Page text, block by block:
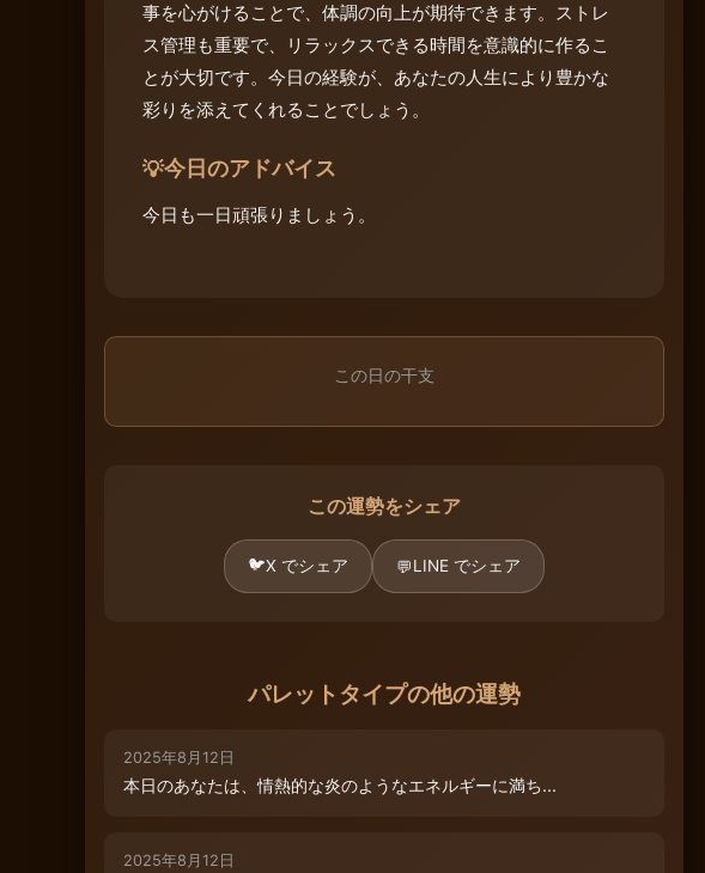
事を心がけることで、体調の向上が期待できます。ストレ
ス管理も重要で、リラックスできる時間を意識的に作るこ
とが大切です。今日の経験が、あなたの人生により豊かな
彩りを添えてくれることでしょう。
💡今日のアドバイス
今日も一日頑張りましょう。
この日の干支
この運勢をシェア
🐦X でシェア 💬LINE でシェア
パレットタイプの他の運勢
2025年8月12日
本日のあなたは、情熱的な炎のようなエネルギーに満ち...
2025年8月12日